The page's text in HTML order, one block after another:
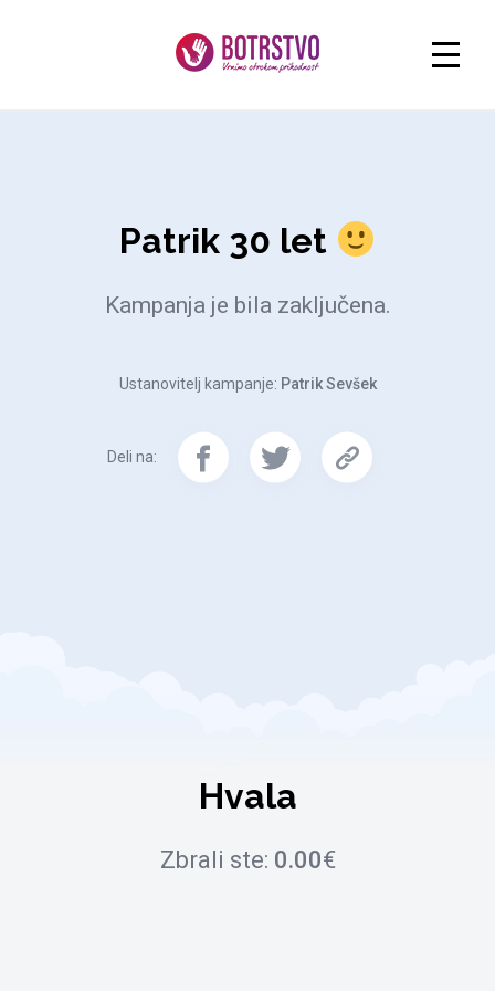
Patrik 30 let
Kampanja je bila zaključena.
Ustanovitelj kampanje: Patrik Sevšek
Deli na:
Hvala
Zbrali ste: 0.00€